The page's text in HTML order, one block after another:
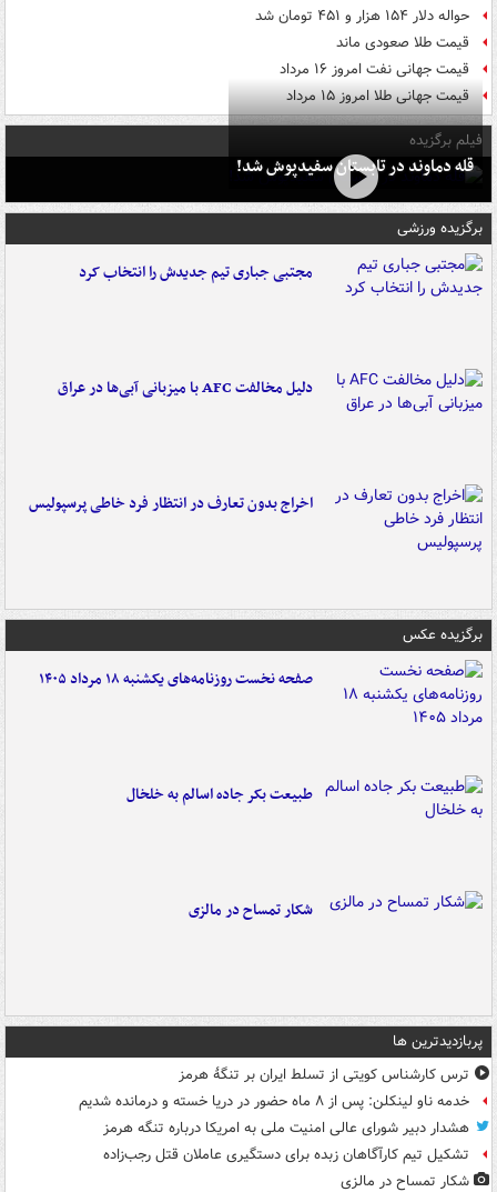
حواله دلار ۱۵۴ هزار و ۴۵۱ تومان شد
قیمت طلا صعودی ماند
قیمت جهانی نفت امروز ۱۶ مرداد
قیمت جهانی طلا امروز ۱۵ مرداد
فیلم برگزیده
قله دماوند در تابستان سفیدپوش شد!
برگزیده ورزشی
مجتبی جباری تیم جدیدش را انتخاب کرد
دلیل مخالفت AFC با میزبانی آبی‌ها در عراق
اخراج بدون تعارف در انتظار فرد خاطی پرسپولیس
برگزیده عکس
صفحه نخست روزنامه‌های یکشنبه ۱۸ مرداد ۱۴۰۵
طبیعت بکر جاده اسالم به خلخال
شکار تمساح در مالزی
پربازدیدترین ها
ترس کارشناس کویتی از تسلط ایران بر تنگۀ هرمز
خدمه ناو لینکلن: پس از ۸ ماه حضور در دریا خسته و درمانده‌ شدیم
هشدار دبیر شورای عالی امنیت ملی به امریکا درباره تنگه هرمز
تشکیل تیم کارآگاهان زبده برای دستگیری عاملان قتل رجب‌زاده
شکار تمساح در مالزی